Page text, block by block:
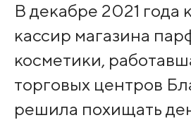
В декабре 2021 года
кассир магазина
косметики,
торговых центров
решила похищать